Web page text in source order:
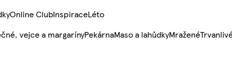
Online ClubInspiraceLéto
vejce a margarínyPekárnaMaso a lahůdkyMražené